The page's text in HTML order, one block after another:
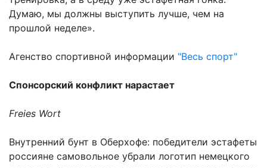
Думаю, мы должны выступить лучше, чем на
прошлой неделе».
Агенство спортивной информации "Весь спорт"
Спонсорский конфликт нарастает
Freies Wort
Внутренний бунт в Оберхофе: победители эстафеты
россияне самовольное убрали логотип немецкого